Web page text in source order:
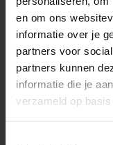
en om ons
informatie over je
partners voor
partners kunnen
informatie die je
verzameld op
MOGELIJKHEDEN
KENMERKEN
SAV & ØKSE
STOFSTALEN